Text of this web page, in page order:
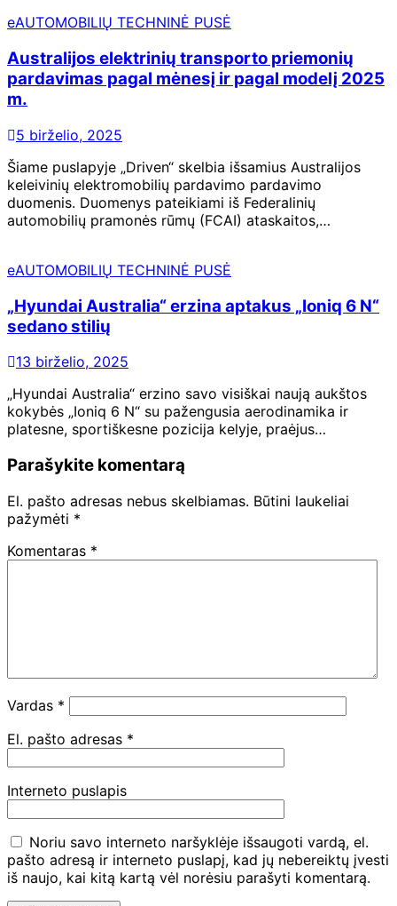
eAUTOMOBILIŲ TECHNINĖ PUSĖ
Australijos elektrinių transporto priemonių
pardavimas pagal mėnesį ir pagal modelį 2025
m.
5 birželio, 2025
Šiame puslapyje „Driven“ skelbia išsamius Australijos
keleivinių elektromobilių pardavimo pardavimo
duomenis. Duomenys pateikiami iš Federalinių
automobilių pramonės rūmų (FCAI) ataskaitos,…
eAUTOMOBILIŲ TECHNINĖ PUSĖ
„Hyundai Australia“ erzina aptakus „Ioniq 6 N“
sedano stilių
13 birželio, 2025
„Hyundai Australia“ erzino savo visiškai naują aukštos
kokybės „Ioniq 6 N“ su pažengusia aerodinamika ir
platesne, sportiškesne pozicija kelyje, praėjus…
Parašykite komentarą
El. pašto adresas nebus skelbiamas. Būtini laukeliai
pažymėti *
Komentaras *
Vardas *
El. pašto adresas *
Interneto puslapis
Noriu savo interneto naršyklėje išsaugoti vardą, el.
pašto adresą ir interneto puslapį, kad jų nebereiktų įvesti
iš naujo, kai kitą kartą vėl norėsiu parašyti komentarą.